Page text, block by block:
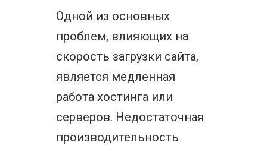
Одной из основных
проблем, влияющих на
скорость загрузки сайта,
является медленная
работа хостинга или
серверов. Недостаточная
производительность